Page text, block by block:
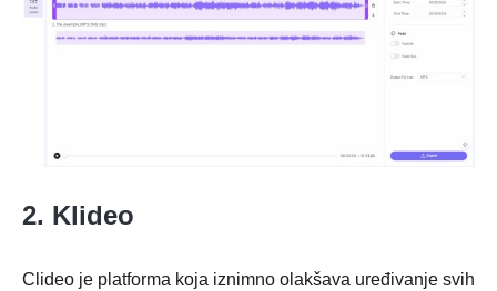
2. Klideo
Clideo je platforma koja iznimno olakšava uređivanje svih